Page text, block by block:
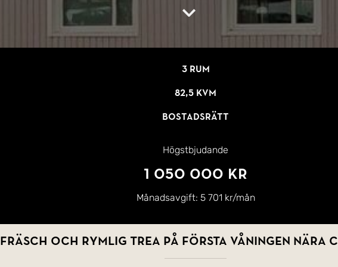
3 rum
82,5 kvm
Bostadsrätt
Högstbjudande
1 050 000 kr
Månadsavgift: 5 701 kr/mån
Fräsch och rymlig trea på första våningen nära